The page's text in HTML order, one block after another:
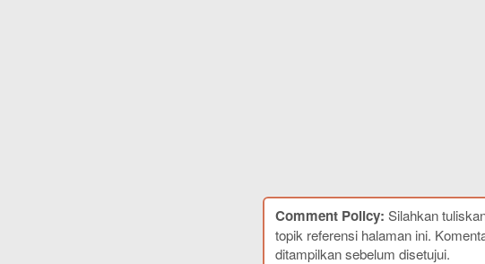
Comment Policy: Silahkan
topik referensi halaman ini.
ditampilkan sebelum disetujui.